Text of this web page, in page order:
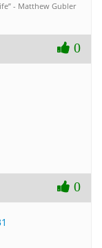
- Matthew Gubler
0
0